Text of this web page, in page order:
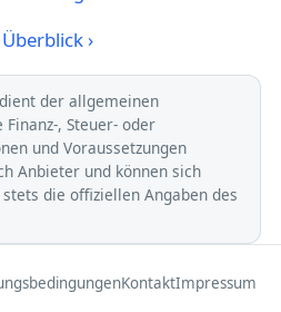
›
der allgemeinen
, Steuer- oder
und Voraussetzungen
Anbieter und können sich
die offiziellen Angaben des
KontaktImpressum